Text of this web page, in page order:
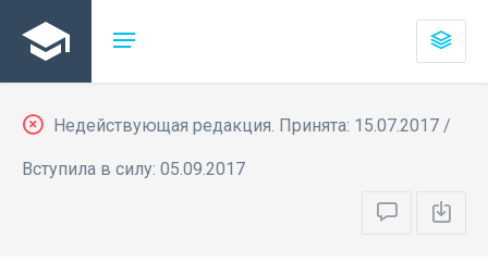
Недействующая редакция. Принята: 15.07.2017 /
Вступила в силу: 05.09.2017